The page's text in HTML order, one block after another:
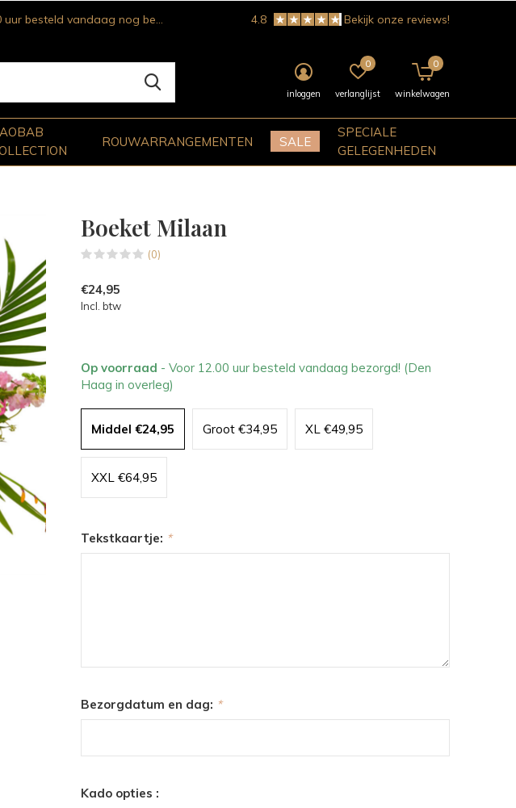
ROUWARRANGEMENTEN SALE
SPECIALE
GELEGENHEDEN
inloggen verlanglijst
0
winkelwagen
0
besteld vandaag nog bezorgd! 4.8 Bekijk onze reviews!
Boeket Milaan
(0)
€24,95
Incl. btw
Op voorraad - Voor 12.00 uur besteld vandaag bezorgd! (Den
Haag in overleg)
Middel €24,95 Groot €34,95 XL €49,95
XXL €64,95
Tekstkaartje: *
Bezorgdatum en dag: *
Kado opties :